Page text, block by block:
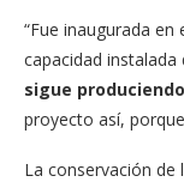
“Fue inaugurada
capacidad
sigue
proyecto así,
La conservación de